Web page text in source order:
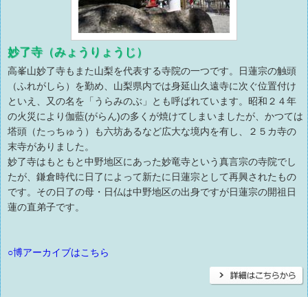
妙了寺（みょうりょうじ）
高峯山妙了寺もまた山梨を代表する寺院の一つです。日蓮宗の触頭
（ふれがしら）を勤め、山梨県内では身延山久遠寺に次ぐ位置付け
といえ、又の名を「うらみのぶ」とも呼ばれています。昭和２４年
の火災により伽藍(がらん)の多くが焼けてしまいましたが、かつては
塔頭（たっちゅう）も六坊あるなど広大な境内を有し、２５カ寺の
末寺がありました。
妙了寺はもともと中野地区にあった妙竜寺という真言宗の寺院でし
たが、鎌倉時代に日了によって新たに日蓮宗として再興されたもの
です。その日了の母・日仏は中野地区の出身ですが日蓮宗の開祖日
蓮の直弟子です。
○博アーカイブはこちら